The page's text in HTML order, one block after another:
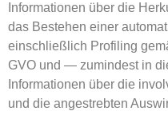
Informationen über die
das Bestehen einer
einschließlich Profiling
GVO und — zumindest in
Informationen über die
und die angestrebten